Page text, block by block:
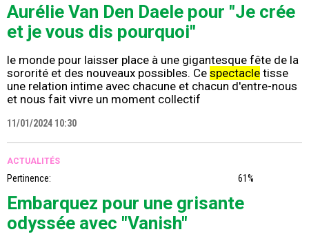
Aurélie Van Den Daele pour "Je crée
et je vous dis pourquoi"
le monde pour laisser place à une gigantesque fête de la
sororité et des nouveaux possibles. Ce spectacle tisse
une relation intime avec chacune et chacun d'entre-nous
et nous fait vivre un moment collectif
11/01/2024 10:30
ACTUALITÉS
Pertinence: 61%
Embarquez pour une grisante
odyssée avec "Vanish"